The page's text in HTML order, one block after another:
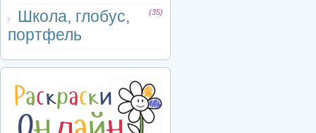
Школа, глобус,
портфель
(35)